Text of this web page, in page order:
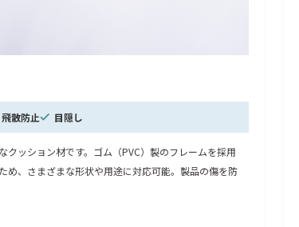
飛散防止 目隠し
クッション材です。ゴム（PVC）製のフレームを採用
め、さまざまな形状や用途に対応可能。製品の傷を防